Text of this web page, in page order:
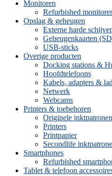
Monitoren
Refurbished
Opslag & geheugen
Externe harde
Geheugenkaarten
USB-sticks
Overige producten
Docking stations &
Hoofdtelefoons
Kabels, adapters &
Netwerk
Webcams
Printers & toebehoren
Originele inktpatronen
Printers
Printpapier
Secondlife
Smartphones
Refurbished
Tablet & telefoon